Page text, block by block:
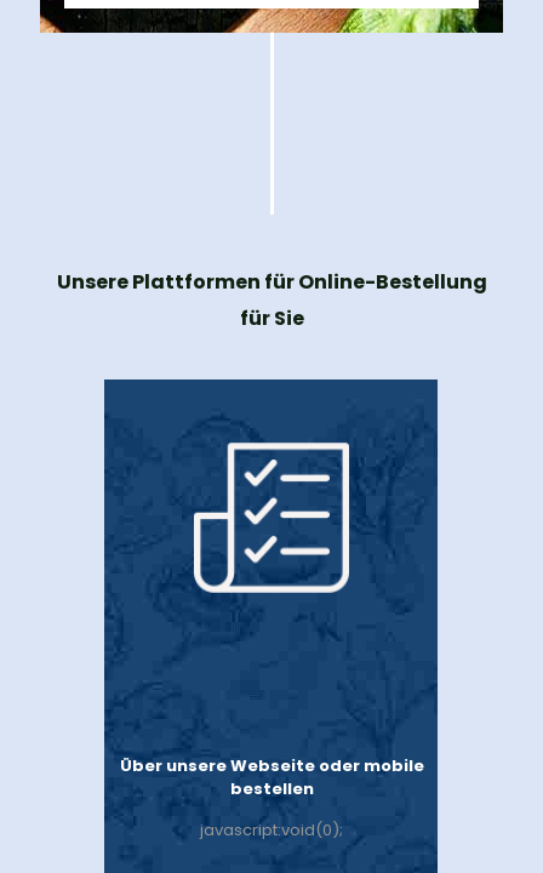
Unsere Plattformen für Online-Bestellung
für Sie
Über unsere Webseite oder mobile
bestellen
javascript:void(0);